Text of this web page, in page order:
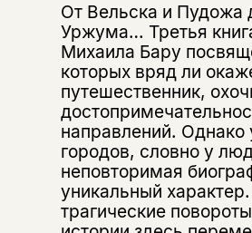
От Вельска и Пудожа
Уржума… Третья
Михаила Бару
которых вряд ли
путешественник,
направлений. Однако
городов, словно у
неповторимая
уникальный
трагические